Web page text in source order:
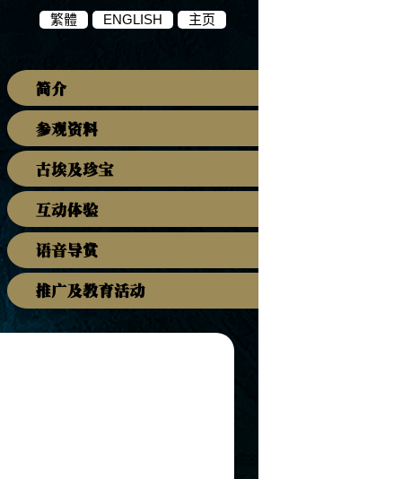
繁體 ENGLISH 主页